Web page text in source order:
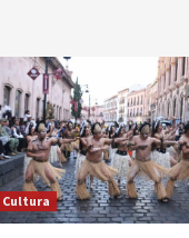
Cultura